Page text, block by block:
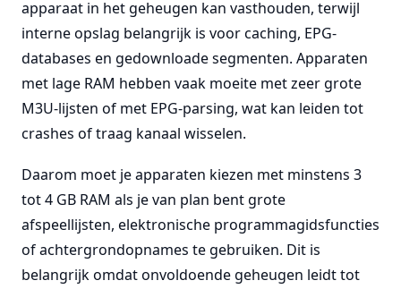
apparaat in het geheugen kan vasthouden, terwijl
interne opslag belangrijk is voor caching, EPG-
databases en gedownloade segmenten. Apparaten
met lage RAM hebben vaak moeite met zeer grote
M3U-lijsten of met EPG-parsing, wat kan leiden tot
crashes of traag kanaal wisselen.
Daarom moet je apparaten kiezen met minstens 3
tot 4 GB RAM als je van plan bent grote
afspeellijsten, elektronische programmagidsfuncties
of achtergrondopnames te gebruiken. Dit is
belangrijk omdat onvoldoende geheugen leidt tot